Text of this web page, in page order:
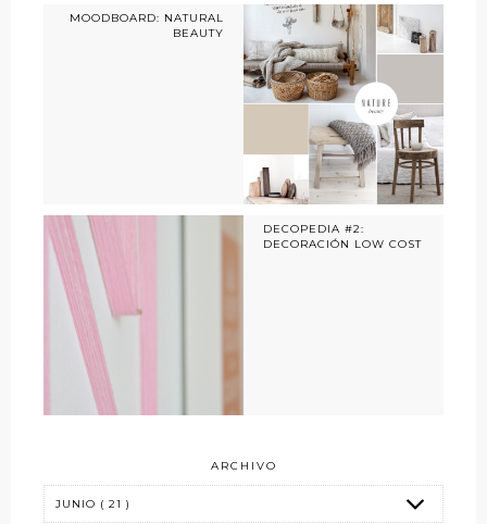
MOODBOARD: NATURAL
BEAUTY
DECOPEDIA #2:
DECORACIÓN LOW COST
ARCHIVO